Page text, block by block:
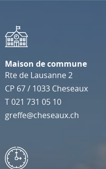
Maison de commune
Rte de Lausanne 2
CP 67/ 1033 Cheseaux
T021 731 05 10
greffe@cheseaux.ch